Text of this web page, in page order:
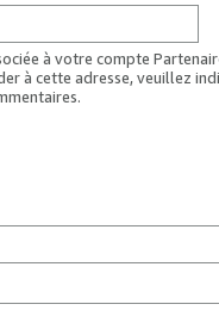
à votre compte
à cette adresse, veuillez